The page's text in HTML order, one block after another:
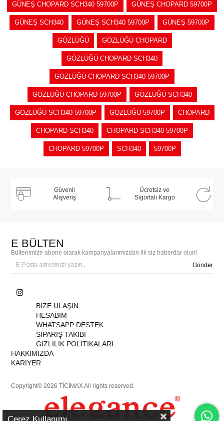
GÜNEŞ CHOPARD SCH340 59700P GÜNEŞ CHOPARD 59700P
GÜNEŞ SCH340 GÜNEŞ SCH340 59700P GÜNEŞ 59700P
GÖZLÜĞÜ GÖZLÜĞÜ CHOPARD
GÖZLÜĞÜ CHOPARD SCH340
GÖZLÜĞÜ CHOPARD SCH340 59700P
GÖZLÜĞÜ CHOPARD 59700P GÖZLÜĞÜ SCH340
GÖZLÜĞÜ SCH340 59700P GÖZLÜĞÜ 59700P CHOPARD
CHOPARD SCH340 CHOPARD SCH340 59700P
CHOPARD 59700P SCH340 59700P
Güvenli
Alışveriş
Ücretsiz ve
Sigortalı Kargo
E BÜLTEN
Bültenimize abone olarak kampanyalarımızdan ilk siz haberdar olun!
Gönder
BIZE ULAŞIN
HESABIM
WHATSAPP DESTEK
SIPARIŞ TAKIBI
GIZLILIK POLITIKALARI
HAKKIMIZDA
KARIYER
Copyright© 2026 TİCİMAX All rights reserved.